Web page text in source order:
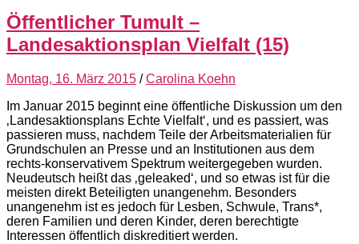
Öffentlicher Tumult –
Landesaktionsplan Vielfalt (15)
Montag, 16. März 2015 /Carolina Koehn
Im Januar 2015 beginnt eine öffentliche Diskussion um den
‚Landesaktionsplans Echte Vielfalt‘, und es passiert, was
passieren muss, nachdem Teile der Arbeitsmaterialien für
Grundschulen an Presse und an Institutionen aus dem
rechts-konservativem Spektrum weitergegeben wurden.
Neudeutsch heißt das ‚geleaked‘, und so etwas ist für die
meisten direkt Beteiligten unangenehm. Besonders
unangenehm ist es jedoch für Lesben, Schwule, Trans*,
deren Familien und deren Kinder, deren berechtigte
Interessen öffentlich diskreditiert werden.